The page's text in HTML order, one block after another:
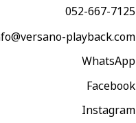
052-667-7125
playback.com‬
WhatsApp
Facebook
Instagram